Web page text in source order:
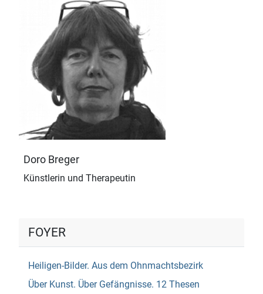
Doro Breger
Künstlerin und Therapeutin
FOYER
Heiligen-Bilder. Aus dem Ohnmachtsbezirk
Über Kunst. Über Gefängnisse. 12 Thesen